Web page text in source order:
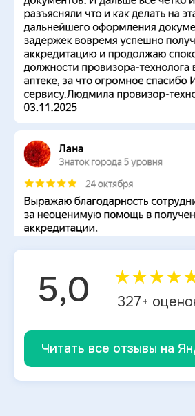
5,0 ★★★★
327+
Читать все отзывы на